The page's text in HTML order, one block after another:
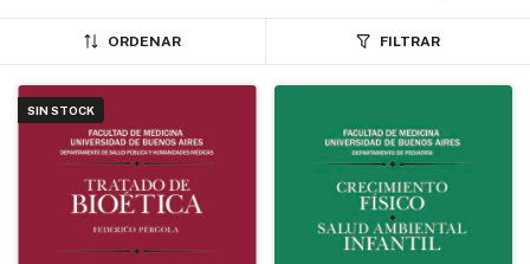
ORDENAR FILTRAR
SIN STOCK